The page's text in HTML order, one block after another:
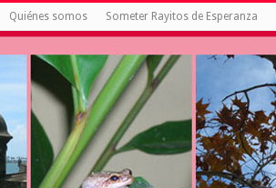
Quiénes somos Someter Rayitos de Esperanza